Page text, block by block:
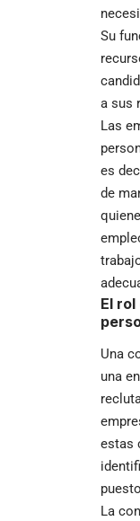
Su
a sus
Las
es
de
El
Una
una
estas
La